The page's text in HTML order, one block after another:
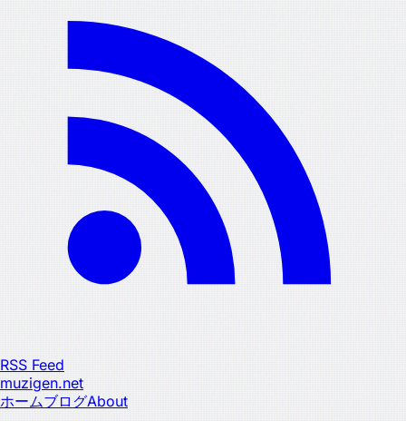
RSS Feed
muzigen.net
ホームブログAbout